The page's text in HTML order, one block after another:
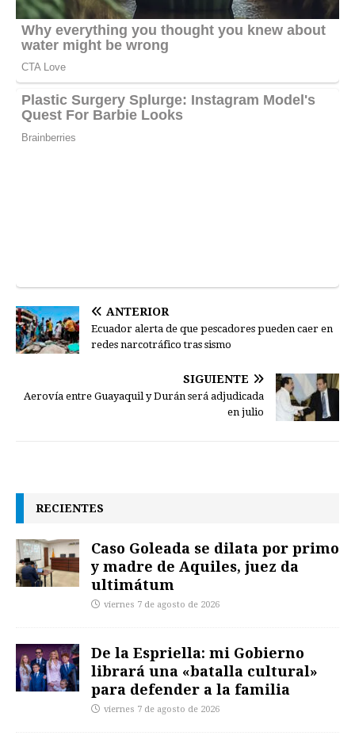
ANTERIOR
Ecuador alerta de que pescadores pueden caer en
redes narcotráfico tras sismo
SIGUIENTE
Aerovía entre Guayaquil y Durán será adjudicada
en julio
RECIENTES
Caso Goleada se dilata por primo
y madre de Aquiles, juez da
ultimátum
viernes 7 de agosto de 2026
De la Espriella: mi Gobierno
librará una «batalla cultural»
para defender a la familia
viernes 7 de agosto de 2026